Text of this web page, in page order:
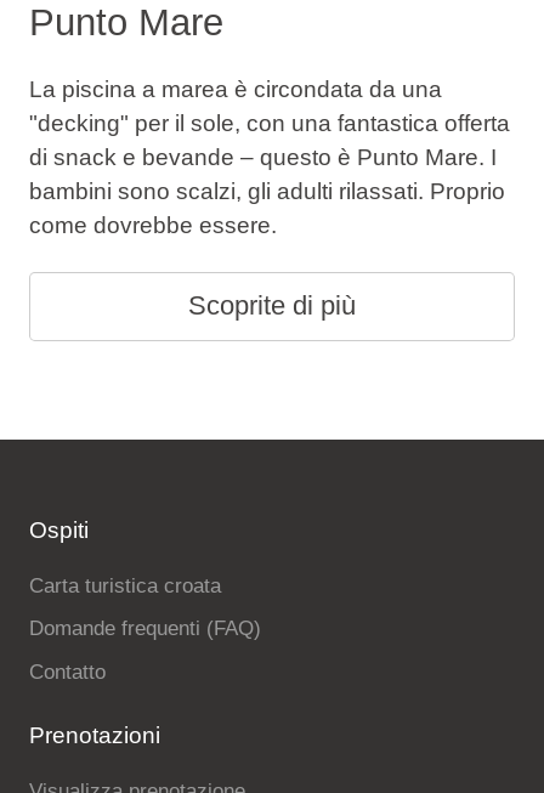
Punto Mare
La piscina a marea è circondata da una
"decking" per il sole, con una fantastica offerta
di snack e bevande – questo è Punto Mare. I
bambini sono scalzi, gli adulti rilassati. Proprio
come dovrebbe essere.
Scoprite di più
Ospiti
Carta turistica croata
Domande frequenti (FAQ)
Contatto
Prenotazioni